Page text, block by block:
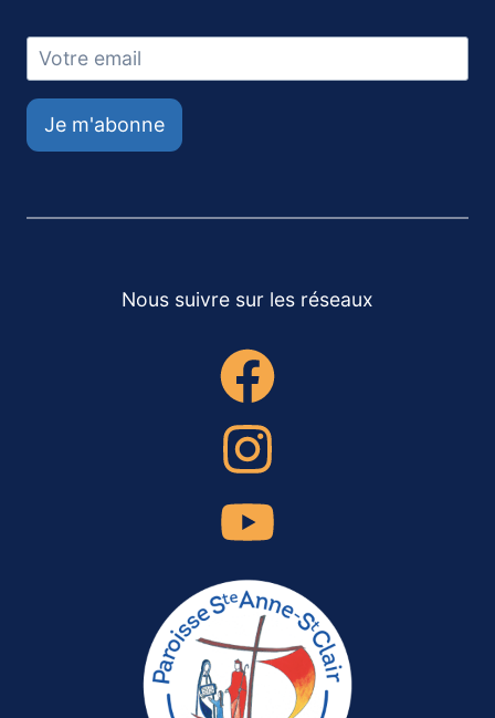
Je m'abonne
Nous suivre sur les réseaux